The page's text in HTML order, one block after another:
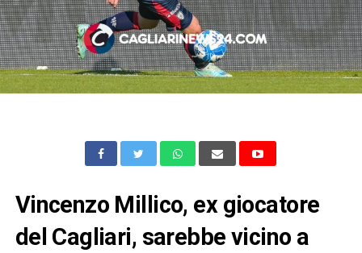
Vincenzo Millico, ex giocatore
del Cagliari, sarebbe vicino a